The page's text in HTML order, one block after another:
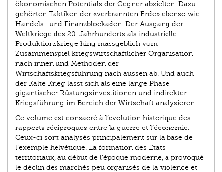
ökonomischen Potentials der Gegner abzielten. Dazu
gehörten Taktiken der «verbrannten Erde» ebenso wie
Handels- und Finanzblockaden. Der Ausgang der
Weltkriege des 20. Jahrhunderts als industrielle
Produktionskriege hing massgeblich vom
Zusammenspiel kriegswirtschaftlicher Organisation
nach innen und Methoden der
Wirtschaftskriegsführung nach aussen ab. Und auch
der Kalte Krieg lässt sich als eine lange Phase
gigantischer Rüstungsinvestitionen und indirekter
Kriegsführung im Bereich der Wirtschaft analysieren.
Ce volume est consacré à l’évolution historique des
rapports réciproques entre la guerre et l’économie.
Ceux-ci sont analysés principalement sur la base de
l’exemple helvétique. La formation des Etats
territoriaux, au début de l’époque moderne, a provoqué
le déclin des marchés peu organisés de la violence et